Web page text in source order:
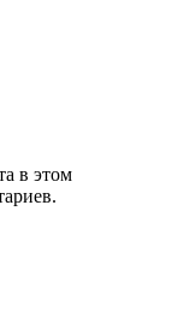
в этом